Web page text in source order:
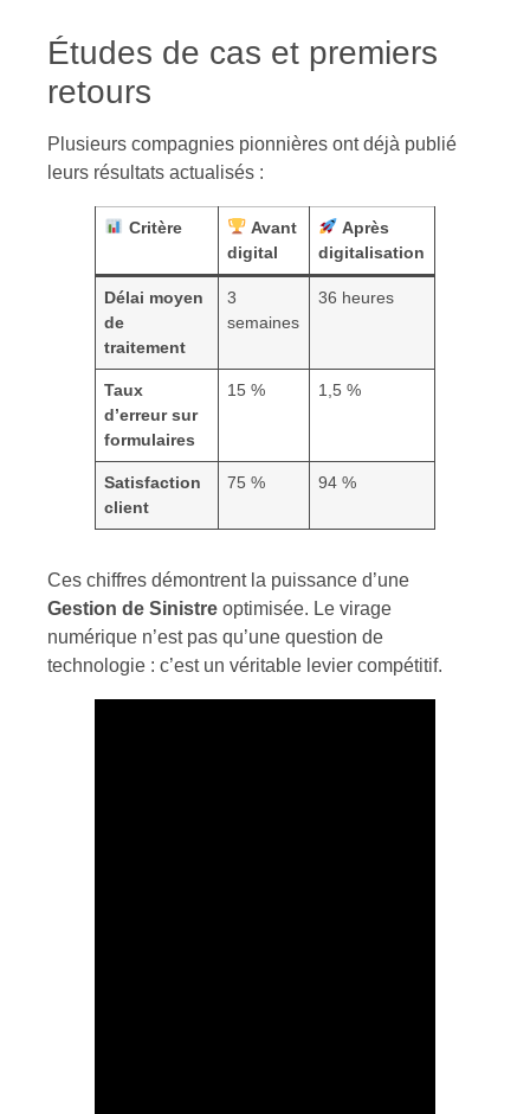
Études de cas et premiers
retours
Plusieurs compagnies pionnières ont déjà publié
leurs résultats actualisés :
Critère
Avant
digital
Après
digitalisation
Délai moyen
de
traitement
3
semaines
36 heures
Taux
d’erreur sur
formulaires
15 % 1,5 %
Satisfaction
client
75 % 94 %
Ces chiffres démontrent la puissance d’une
Gestion de Sinistre optimisée. Le virage
numérique n’est pas qu’une question de
technologie : c’est un véritable levier compétitif.